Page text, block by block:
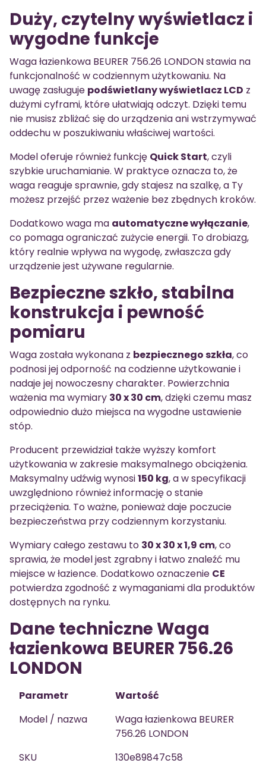
Duży, czytelny wyświetlacz i
wygodne funkcje
Waga łazienkowa BEURER 756.26 LONDON stawia na
funkcjonalność w codziennym użytkowaniu. Na
uwagę zasługuje podświetlany wyświetlacz LCD z
dużymi cyframi, które ułatwiają odczyt. Dzięki temu
nie musisz zbliżać się do urządzenia ani wstrzymywać
oddechu w poszukiwaniu właściwej wartości.
Model oferuje również funkcję Quick Start, czyli
szybkie uruchamianie. W praktyce oznacza to, że
waga reaguje sprawnie, gdy stajesz na szalkę, a Ty
możesz przejść przez ważenie bez zbędnych kroków.
Dodatkowo waga ma automatyczne wyłączanie,
co pomaga ograniczać zużycie energii. To drobiazg,
który realnie wpływa na wygodę, zwłaszcza gdy
urządzenie jest używane regularnie.
Bezpieczne szkło, stabilna
konstrukcja i pewność
pomiaru
Waga została wykonana z bezpiecznego szkła, co
podnosi jej odporność na codzienne użytkowanie i
nadaje jej nowoczesny charakter. Powierzchnia
ważenia ma wymiary 30 x 30 cm, dzięki czemu masz
odpowiednio dużo miejsca na wygodne ustawienie
stóp.
Producent przewidział także wyższy komfort
użytkowania w zakresie maksymalnego obciążenia.
Maksymalny udźwig wynosi150 kg, a w specyfikacji
uwzględniono również informację o stanie
przeciążenia. To ważne, ponieważ daje poczucie
bezpieczeństwa przy codziennym korzystaniu.
Wymiary całego zestawu to 30 x 30 x 1,9 cm, co
sprawia, że model jest zgrabny i łatwo znaleźć mu
miejsce w łazience. Dodatkowo oznaczenie CE
potwierdza zgodność z wymaganiami dla produktów
dostępnych na rynku.
Dane techniczne Waga
łazienkowa BEURER 756.26
LONDON
Parametr
Wartość
Model / nazwa
Waga łazienkowa BEURER
756.26 LONDON
SKU
130e89847c58